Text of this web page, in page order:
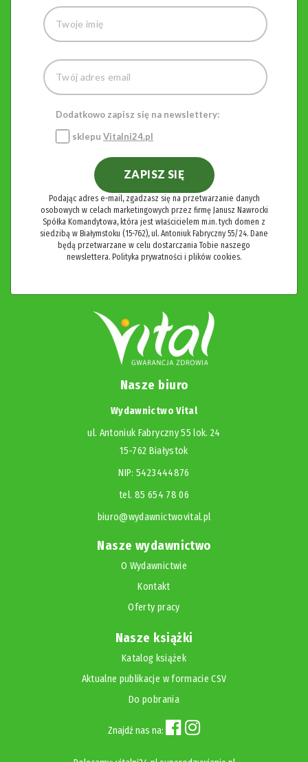
Dodatkowo zapisz się na newslettery:
sklepu Vitalni24.pl
ZAPISZ SIĘ
Podając adres e-mail, zgadzasz się na przetwarzanie danych
osobowych w celach marketingowych przez firmę Janusz Nawrocki
Spółka Komandytowa, która jest właścicielem m.in. tych domen z
siedzibą w Białymstoku (15-762), ul. Antoniuk Fabryczny 55/24. Dane
będą przetwarzane w celu dostarczania Tobie naszego
newslettera. Polityka prywatności i plików cookies.
Nasze biuro
Wydawnictwo Vital
ul. Antoniuk Fabryczny 55 lok. 24
15-762 Białystok
NIP: 5423444876
tel. 85 654 78 06
biuro@wydawnictwovital.pl
Nasze wydawnictwo
O Wydawnictwie
Kontakt
Oferty pracy
Nasze książki
Katalog książek
Aktualne publikacje w formacie CSV
Do pobrania
Znajdź nas na: